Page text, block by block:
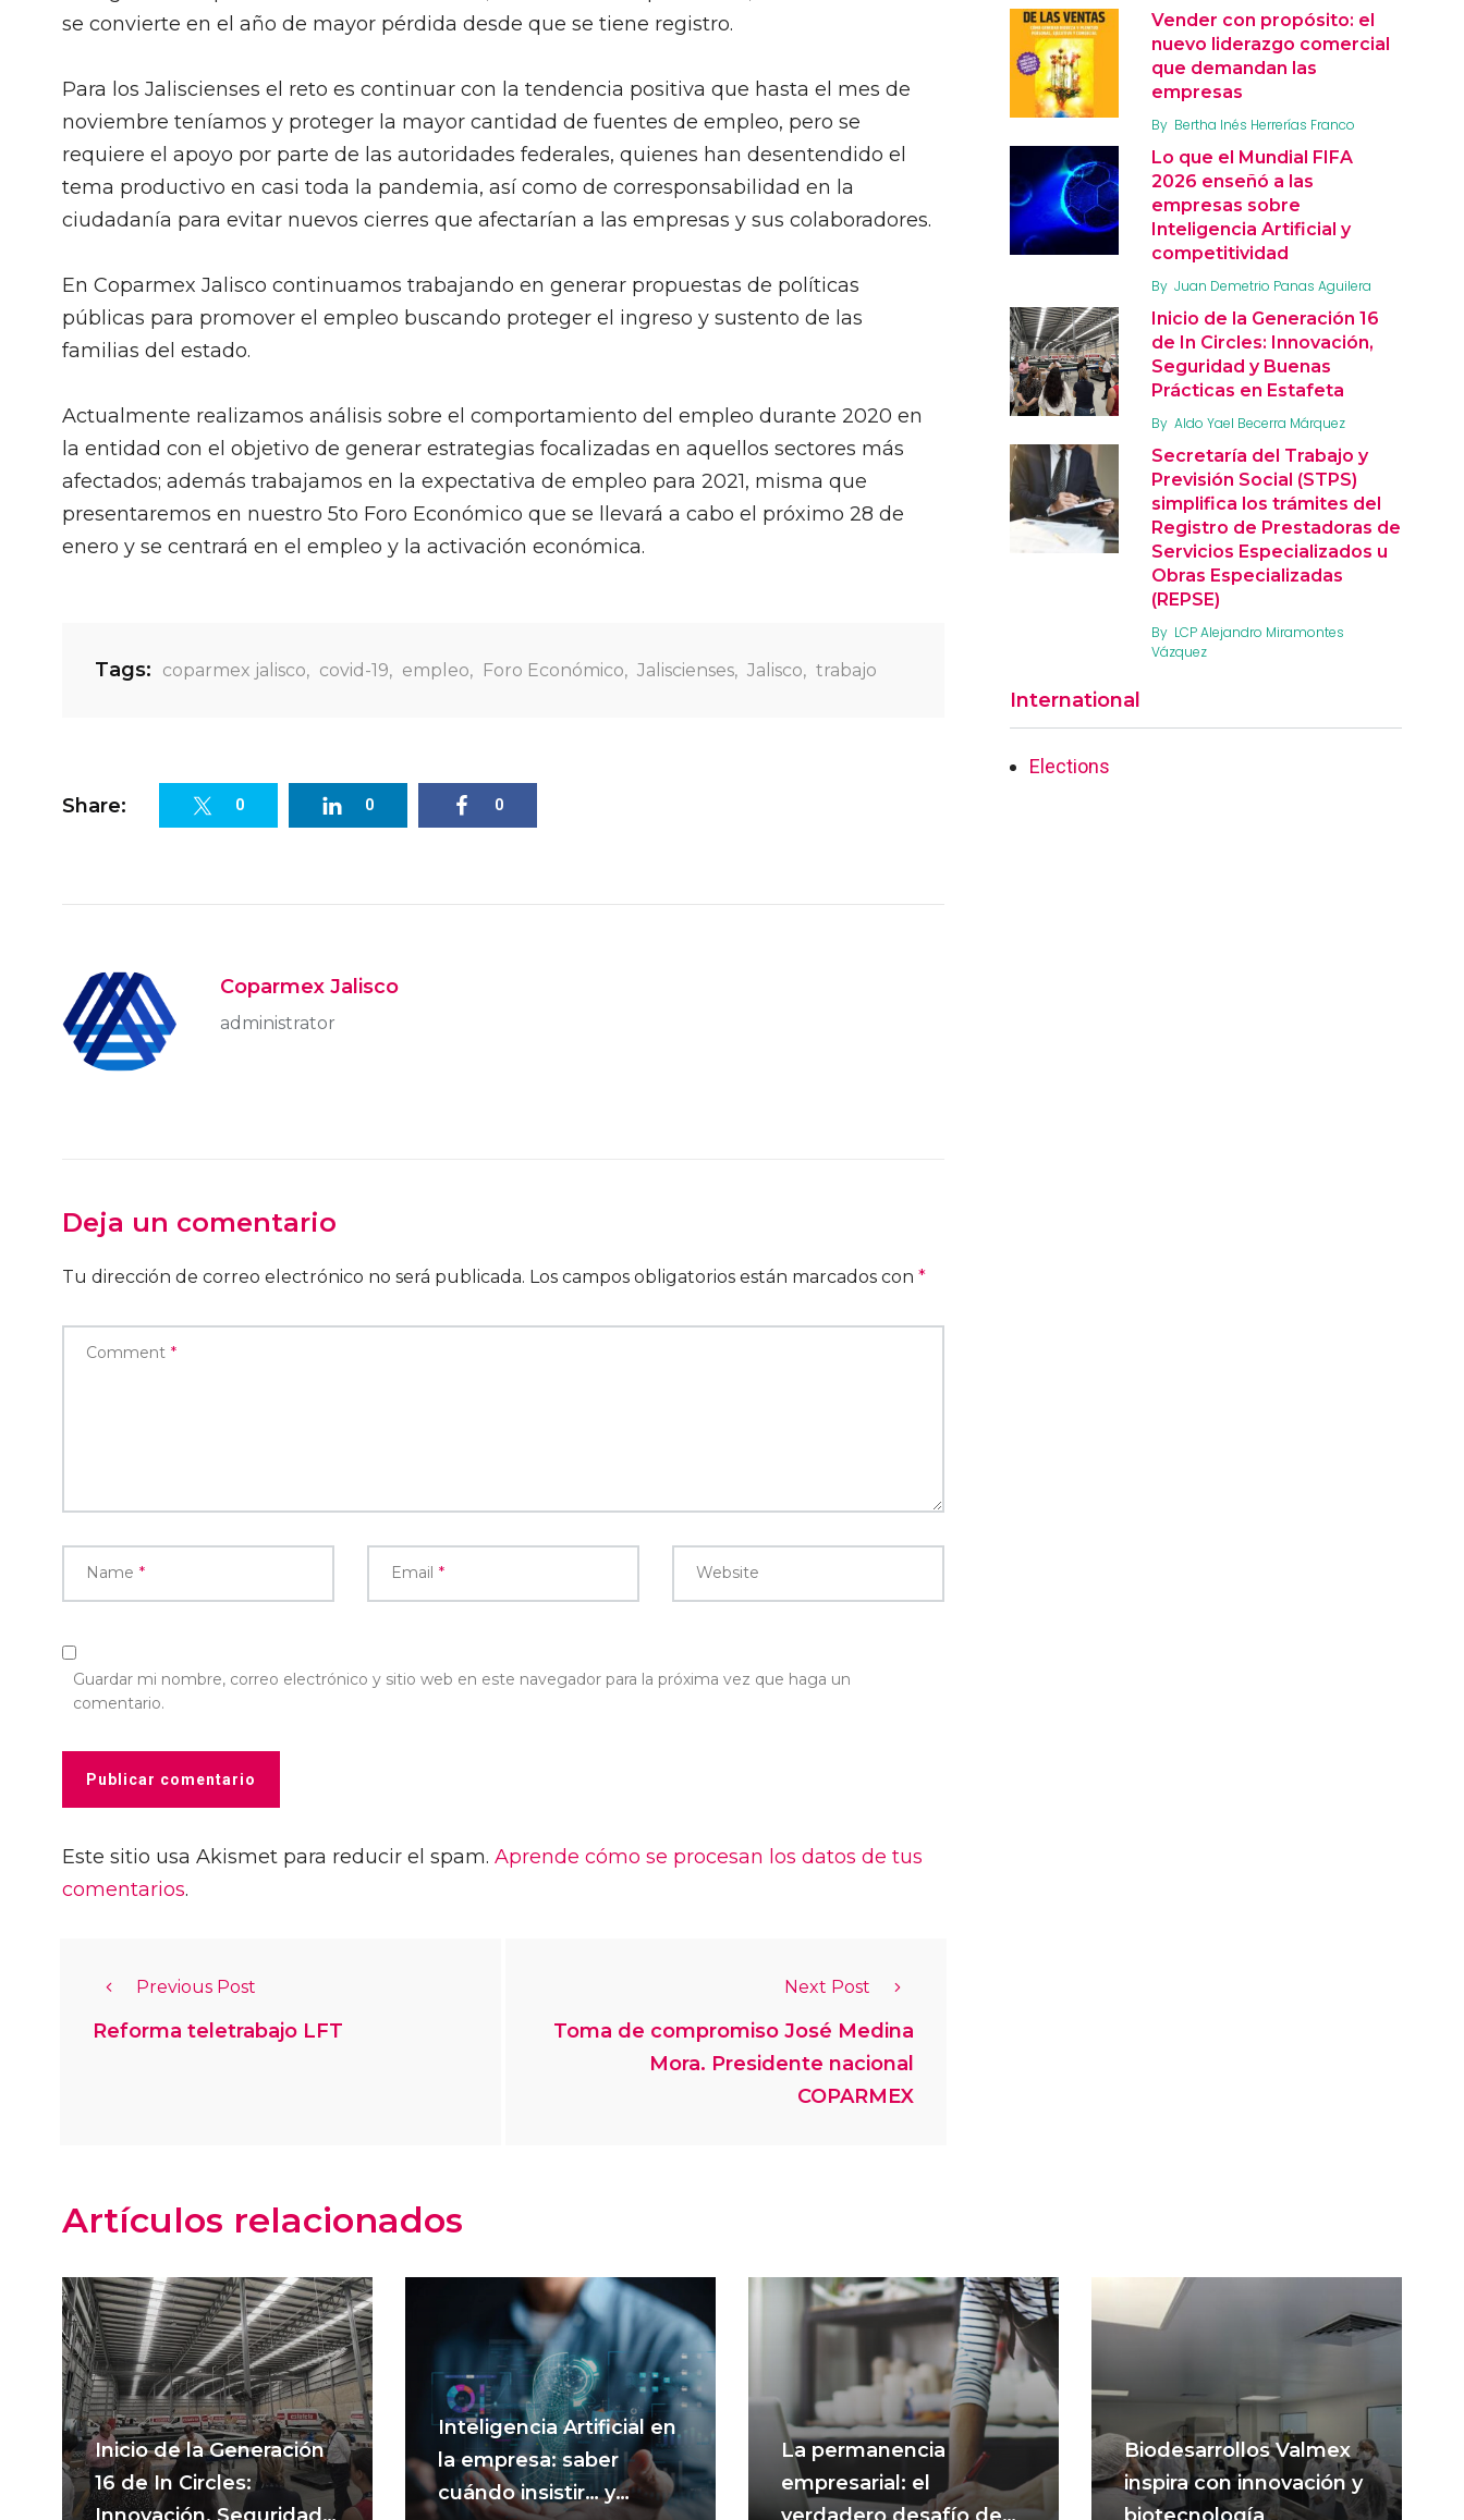
se convierte en el año de mayor pérdida desde que se tiene registro.
Para los Jaliscienses el reto es continuar con la tendencia positiva que hasta el mes de
noviembre teníamos y proteger la mayor cantidad de fuentes de empleo, pero se
requiere el apoyo por parte de las autoridades federales, quienes han desentendido el
tema productivo en casi toda la pandemia, así como de corresponsabilidad en la
ciudadanía para evitar nuevos cierres que afectarían a las empresas y sus colaboradores.
En Coparmex Jalisco continuamos trabajando en generar propuestas de políticas
públicas para promover el empleo buscando proteger el ingreso y sustento de las
familias del estado.
Actualmente realizamos análisis sobre el comportamiento del empleo durante 2020 en
la entidad con el objetivo de generar estrategias focalizadas en aquellos sectores más
afectados; además trabajamos en la expectativa de empleo para 2021, misma que
presentaremos en nuestro 5to Foro Económico que se llevará a cabo el próximo 28 de
enero y se centrará en el empleo y la activación económica.
Tags: coparmex jalisco, covid-19, empleo, Foro Económico, Jaliscienses, Jalisco, trabajo
Share: 0 0 0
Coparmex Jalisco
administrator
Deja un comentario
Tu dirección de correo electrónico no será publicada. Los campos obligatorios están marcados con *
Comment *
Name * Email * Website
Guardar mi nombre, correo electrónico y sitio web en este navegador para la próxima vez que haga un
comentario.
Este sitio usa Akismet para reducir el spam. Aprende cómo se procesan los datos de tus
comentarios.
Previous Post
Reforma teletrabajo LFT
Next Post
Toma de compromiso José Medina
Mora. Presidente nacional
COPARMEX
Vender con propósito: el
nuevo liderazgo comercial
que demandan las
empresas
By Bertha Inés Herrerías Franco
Lo que el Mundial FIFA
2026 enseñó a las
empresas sobre
Inteligencia Artificial y
competitividad
By Juan Demetrio Panas Aguilera
Inicio de la Generación 16
de In Circles: Innovación,
Seguridad y Buenas
Prácticas en Estafeta
By Aldo Yael Becerra Márquez
Secretaría del Trabajo y
Previsión Social (STPS)
simplifica los trámites del
Registro de Prestadoras de
Servicios Especializados u
Obras Especializadas
(REPSE)
By LCP Alejandro Miramontes
Vázquez
International
Elections
Artículos relacionados
Inicio de la Generación
16 de In Circles:
Inteligencia Artificial en
la empresa: saber
cuándo insistir… y
La permanencia
empresarial: el
Biodesarrollos Valmex
inspira con innovación y